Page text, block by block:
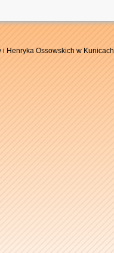
Henryka Ossowskich w Kunicach